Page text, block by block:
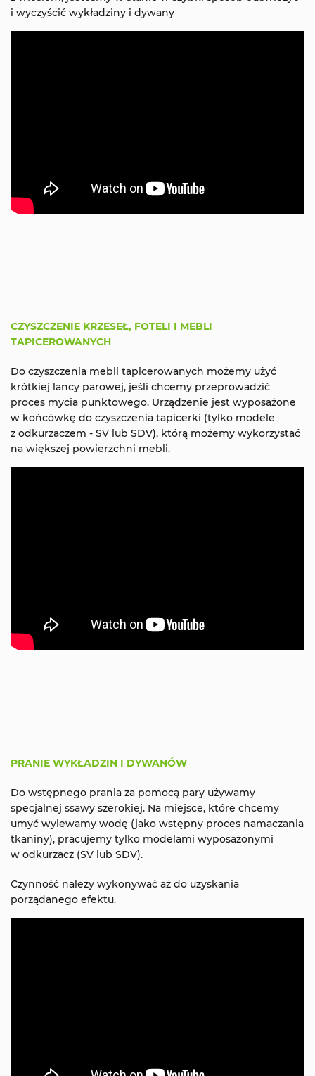
i wyczyścić wykładziny i dywany
CZYSZCZENIE KRZESEŁ, FOTELI I MEBLI
TAPICEROWANYCH
Do czyszczenia mebli tapicerowanych możemy użyć
krótkiej lancy parowej, jeśli chcemy przeprowadzić
proces mycia punktowego. Urządzenie jest wyposażone
w końcówkę do czyszczenia tapicerki (tylko modele
z odkurzaczem - SV lub SDV), którą możemy wykorzystać
na większej powierzchni mebli.
PRANIE WYKŁADZIN I DYWANÓW
Do wstępnego prania za pomocą pary używamy
specjalnej ssawy szerokiej. Na miejsce, które chcemy
umyć wylewamy wodę (jako wstępny proces namaczania
tkaniny), pracujemy tylko modelami wyposażonymi
w odkurzacz (SV lub SDV).
Czynność należy wykonywać aż do uzyskania
porządanego efektu.